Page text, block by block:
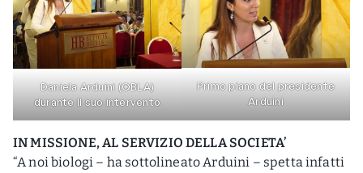
Daniela Arduini (OBLA)
durante Il suo intervento
Primo piano del presidente
Arduini
IN MISSIONE, AL SERVIZIO DELLA SOCIETA’
“A noi biologi – ha sottolineato Arduini – spetta infatti